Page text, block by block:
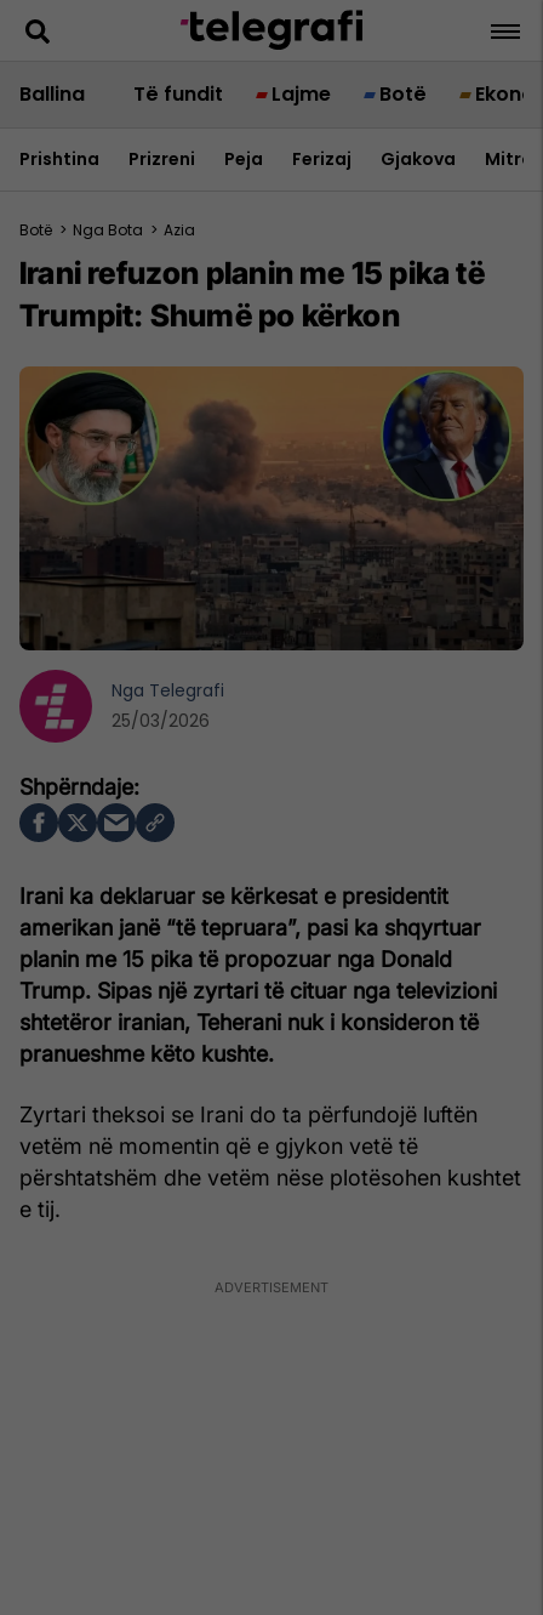
Ballina Të fundit Lajme Botë
Prishtina Prizreni Peja Ferizaj Gjakova
Botë > Nga Bota > Azia
Irani refuzon planin me 15 pika të
Trumpit: Shumë po kërkon
Irani ka deklaruar se kërkesat e presidentit
amerikan janë “të tepruara”, pasi ka shqyrtuar
planin me 15 pika të propozuar nga Donald
Trump. Sipas një zyrtari të cituar nga televizioni
shtetëror iranian, Teherani nuk i konsideron të
pranueshme këto kushte.
Zyrtari theksoi se Irani do ta përfundojë luftën
vetëm në momentin që e gjykon vetë të
përshtatshëm dhe vetëm nëse plotësohen kushtet
e tij.
Nga Telegrafi
25/03/2026